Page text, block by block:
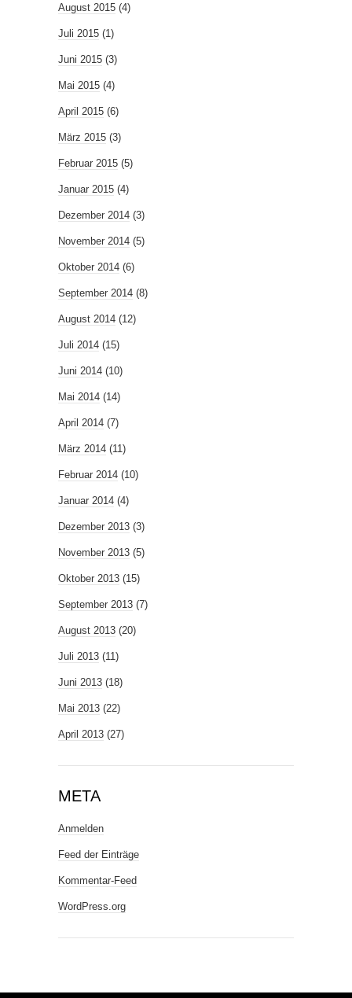
August 2015 (4)
Juli 2015 (1)
Juni 2015 (3)
Mai 2015 (4)
April 2015 (6)
März 2015 (3)
Februar 2015 (5)
Januar 2015 (4)
Dezember 2014 (3)
November 2014 (5)
Oktober 2014 (6)
September 2014 (8)
August 2014 (12)
Juli 2014 (15)
Juni 2014 (10)
Mai 2014 (14)
April 2014 (7)
März 2014 (11)
Februar 2014 (10)
Januar 2014 (4)
Dezember 2013 (3)
November 2013 (5)
Oktober 2013 (15)
September 2013 (7)
August 2013 (20)
Juli 2013 (11)
Juni 2013 (18)
Mai 2013 (22)
April 2013 (27)
META
Anmelden
Feed der Einträge
Kommentar-Feed
WordPress.org